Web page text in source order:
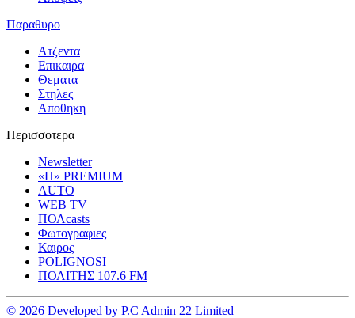
Παραθυρο
Ατζεντα
Επικαιρα
Θεματα
Στηλες
Αποθηκη
Περισσοτερα
Newsletter
«Π» PREMIUM
AUTO
WEB TV
ΠΟΛcasts
Φωτογραφιες
Καιρος
POLIGNOSI
ΠΟΛΙΤΗΣ 107.6 FM
© 2026 Developed by P.C Admin 22 Limited